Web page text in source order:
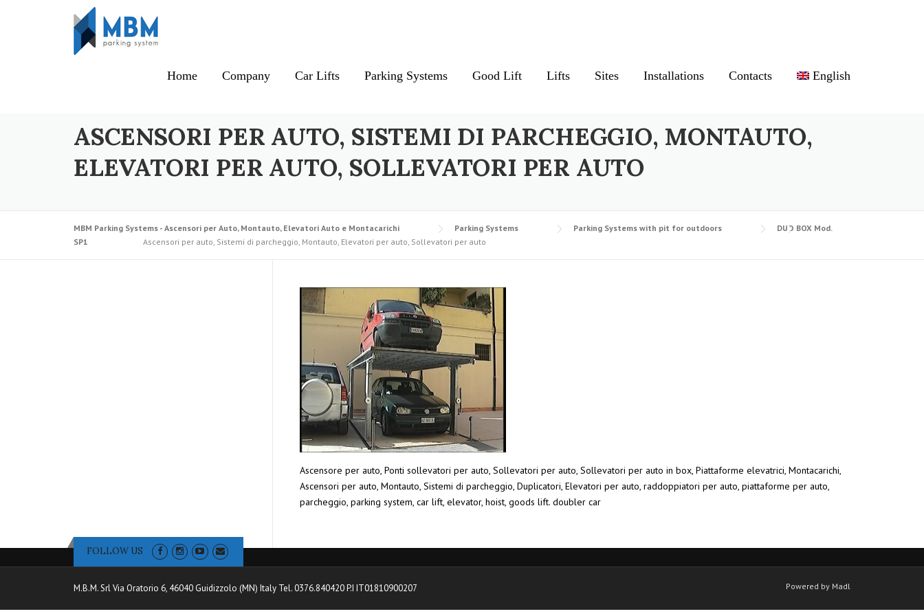
Home Company Car Lifts Parking Systems Good Lift Lifts Sites Installations Contacts English
ASCENSORI PER AUTO, SISTEMI DI PARCHEGGIO, MONTAUTO,
ELEVATORI PER AUTO, SOLLEVATORI PER AUTO
MBM Parking Systems - Ascensori per Auto, Montauto, Elevatori Auto e Montacarichi Parking Systems Parking Systems with pit for outdoors
DUO BOX Mod.
SP1
Ascensori per auto, Sistemi di parcheggio, Montauto, Elevatori per auto, Sollevatori per auto
Ascensore per auto, Ponti sollevatori per auto, Sollevatori per auto, Sollevatori per auto in box, Piattaforme elevatrici, Montacarichi,
Ascensori per auto, Montauto, Sistemi di parcheggio, Duplicatori, Elevatori per auto, raddoppiatori per auto, piattaforme per auto,
parcheggio, parking system, car lift, elevator, hoist, goods lift. doubler car
FOLLOW US
M.B.M. Srl Via Oratorio 6, 46040 Guidizzolo (MN) Italy Tel. 0376.840420 P.I IT01810900207 Powered by Madl